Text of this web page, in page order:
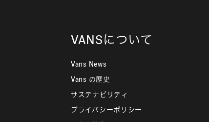
VANSについて
Vans News
Vans の歴史
サステナビリティ
プライバシーポリシー